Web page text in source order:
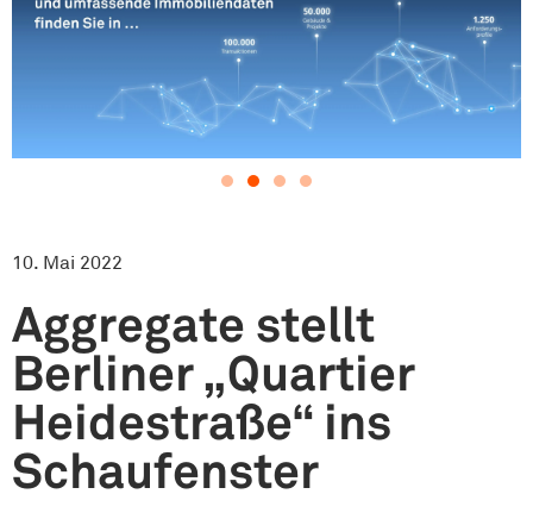
10. Mai 2022
Aggregate stellt
Berliner „Quartier
Heidestraße“ ins
Schaufenster